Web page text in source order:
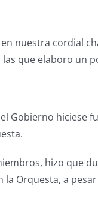
nuestra cordial
las que elaboro un
Gobierno hiciese
hizo que
la Orquesta, a